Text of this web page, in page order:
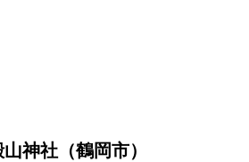
神社（鶴岡市）